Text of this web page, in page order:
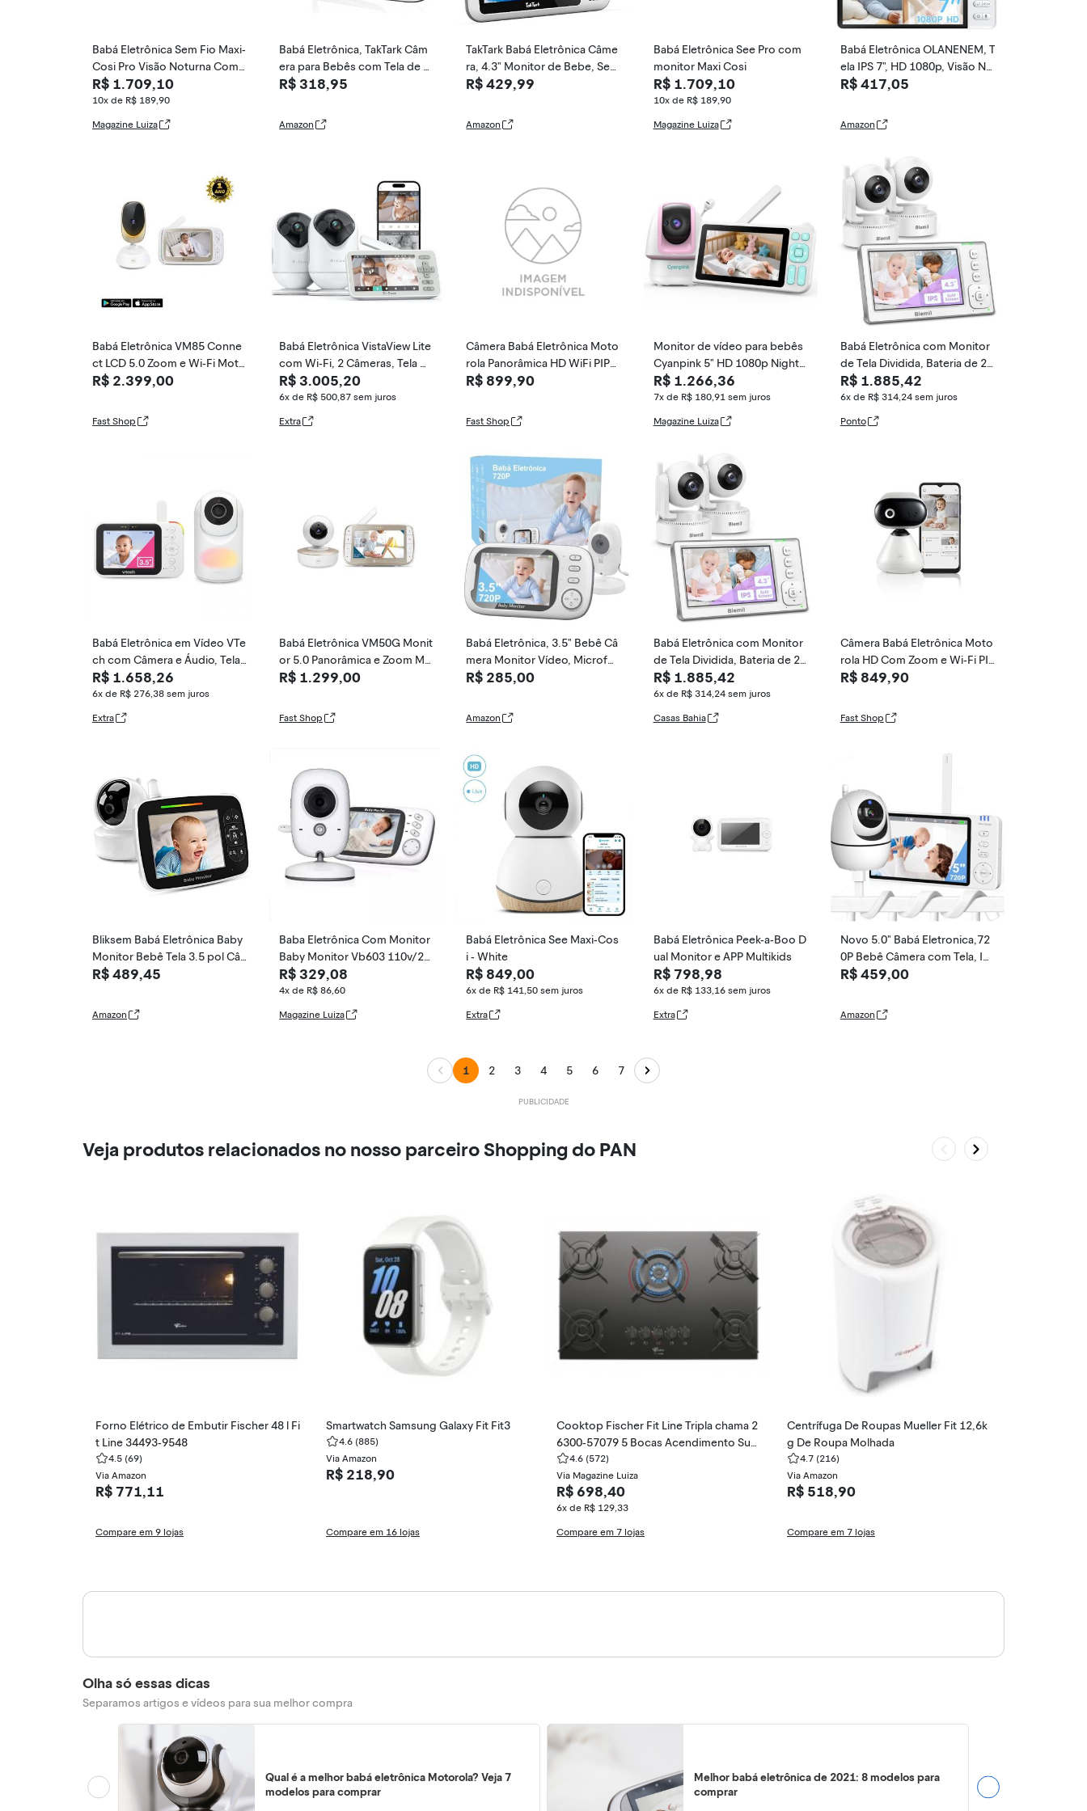
Babá Eletrônica Sem Fio Maxi-
Cosi Pro Visão Noturna Com
Câmera E Wi-fi
R$ 1.709,10
10x de R$ 189,90
Magazine Luiza
Babá Eletrônica, TakTark Câm
era para Bebês com Tela de 3.
2", Visão Noturna Infravermelh
o de Som VOX, Monitorament
R$ 318,95
Amazon
TakTark Babá Eletrônica Câme
ra, 4.3" Monitor de Bebe, Sem
Wi-Fi, 2 Way Audio, Visão Noc
de energia VOX, Temperatura
R$ 429,99
Amazon
Babá Eletrônica See Pro com
monitor Maxi Cosi
R$ 1.709,10
10x de R$ 189,90
Magazine Luiza
Babá Eletrônica OLANENEM, T
ela IPS 7", HD 1080p, Visão No
turna, Alcance 300m, Comuni
00mAh, Sem WiFi, Cartão SD
R$ 417,05
Amazon
Babá Eletrônica VM85 Conne
ct LCD 5.0 Zoom e Wi-Fi Moto
rola
R$ 2.399,00
Fast Shop
Babá Eletrônica VistaView Lite
com Wi-Fi, 2 Câmeras, Tela Di
vidida 720P, Controle por Ap
p, Alertas de Movimento, Visã
o Noturna,Dr.Care
R$ 3.005,20
6x de R$ 500,87 sem juros
Extra
Câmera Babá Eletrônica Moto
rola Panorâmica HD WiFi PIP1
010
R$ 899,90
Fast Shop
Monitor de vídeo para bebês
Cyanpink 5" HD 1080p Night
Vision
R$ 1.266,36
7x de R$ 180,91 sem juros
Magazine Luiza
Babá Eletrônica com Monitor
de Tela Dividida, Bateria de 29
H, 2 Câmeras e Áudio, Sem Wi
Fi, Blemil BL9046-2, Branca
R$ 1.885,42
6x de R$ 314,24 sem juros
Ponto
Babá Eletrônica em Vídeo VTe
ch com Câmera e Áudio, Tela
LCD de 8 cm, Giro/Inclinaçã
o/Zoom, Conversa Bidirecion
al, Modo VOX, Luz Noturna
R$ 1.658,26
6x de R$ 276,38 sem juros
Extra
Babá Eletrônica VM50G Monit
or 5.0 Panorâmica e Zoom Mo
torola
R$ 1.299,00
Fast Shop
Babá Eletrônica, 3.5" Bebê Câ
mera Monitor Vídeo, Microfo
ne Embutido nos 2 Lados, Vis
biente，Detecção de Som V
R$ 285,00
Amazon
Babá Eletrônica com Monitor
de Tela Dividida, Bateria de 29
H, 2 Câmeras e Áudio, Sem Wi
Fi, Blemil BL9046-2, Branca
R$ 1.885,42
6x de R$ 314,24 sem juros
Casas Bahia
Câmera Babá Eletrônica Moto
rola HD Com Zoom e Wi-Fi PIP
1000
R$ 849,90
Fast Shop
Bliksem Babá Eletrônica Baby
Monitor Bebê Tela 3.5 pol Câ
mera Sem Fio Controle Remo
hz Visão Noturna Comunicaçã
R$ 489,45
Amazon
Baba Eletrônica Com Monitor
Baby Monitor Vb603 110v/22
0v Branco
R$ 329,08
4x de R$ 86,60
Magazine Luiza
Babá Eletrônica See Maxi-Cos
i - White
R$ 849,00
6x de R$ 141,50 sem juros
Extra
Babá Eletrônica Peek-a-Boo D
ual Monitor e APP Multikids
R$ 798,98
6x de R$ 133,16 sem juros
Extra
Novo 5.0" Babá Eletronica,72
0P Bebê Câmera com Tela, In
cluindo o suporte da câmara,
mento Temperatura, Visão No
R$ 459,00
Amazon
1 2 3 4 5 6 7
Veja produtos relacionados no nosso parceiro Shopping do PAN
Forno Elétrico de Embutir Fischer 48 l Fi
t Line 34493-9548
4.5 (69)
Via Amazon
R$ 771,11
Compare em 9 lojas
Smartwatch Samsung Galaxy Fit Fit3
4.6 (885)
Via Amazon
R$ 218,90
Compare em 16 lojas
Cooktop Fischer Fit Line Tripla chama 2
6300-57079 5 Bocas Acendimento Sup
erautomático
4.6 (572)
Via Magazine Luiza
R$ 698,40
6x de R$ 129,33
Compare em 7 lojas
Centrífuga De Roupas Mueller Fit 12,6k
g De Roupa Molhada
4.7 (216)
Via Amazon
R$ 518,90
Compare em 7 lojas
Olha só essas dicas
Separamos artigos e vídeos para sua melhor compra
Qual é a melhor babá eletrônica Motorola? Veja 7
modelos para comprar
Melhor babá eletrônica de 2021: 8 modelos para
comprar